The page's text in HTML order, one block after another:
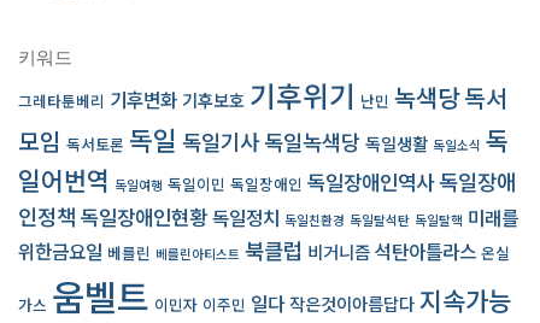
키워드
그레타툰베리 기후변화 기후보호 기후위기 난민 녹색당독서
모임 독서토론 독일 독일기사독일녹색당 독일생활 독일소식 독
일어번역 독일여행 독일이민 독일장애인 독일장애인역사독일장애
인정책 독일장애인현황독일정치 독일친환경 독일탈석탄 독일탈핵 미래를
위한금요일 베를린 베를린아티스트 북클럽 비거니즘석탄아틀라스 온실
가스 움벨트 이민자 이주민 일다작은것이아름답다지속가능